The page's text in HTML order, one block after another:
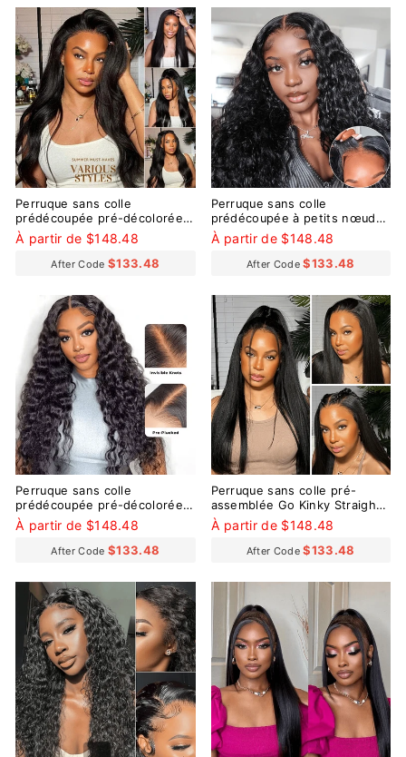
Perruque sans colle
prédécoupée pré-décolorée à
petits nœuds 9x6 de Wear Go
Yaki Straight
À partir de $148.48
After Code $133.48
Perruque sans colle
prédécoupée à petits nœuds
pré-décolorés Wear Go Water
Wave 9x6
À partir de $148.48
After Code$133.48
Perruque sans colle
prédécoupée pré-décolorée à
petits nœuds de 9 x 6 pouces
de Wear Go Loose Deep
À partir de $148.48
After Code $133.48
Perruque sans colle pré-
assemblée Go Kinky Straight
9x6
À partir de $148.48
After Code$133.48